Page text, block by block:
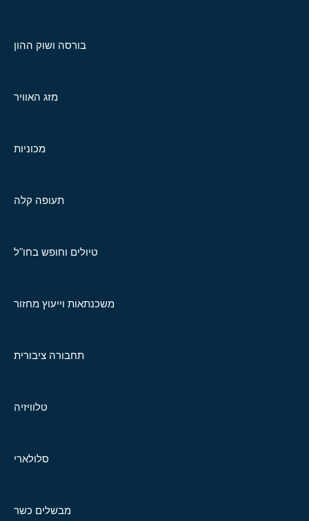
בורסה ושוק ההון
מזג האוויר
מכוניות
תעופה קלה
טיולים וחופש בחו"ל
משכנתאות וייעוץ מחזור
תחבורה ציבורית
טלוויזיה
סלולארי
מבשלים כשר